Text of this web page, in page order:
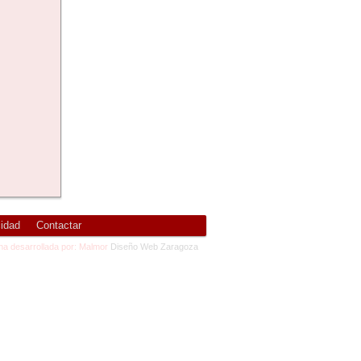
Contactar
desarrollada por: Malmor Diseño Web Zaragoza